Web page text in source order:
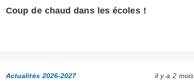
Coup de chaud dans les écoles !
Actualités 2026-2027 il y a 2 mois